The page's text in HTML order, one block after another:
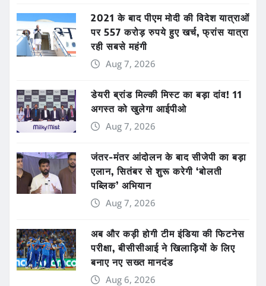
2021 के बाद पीएम मोदी की विदेश यात्राओं
पर 557 करोड़ रुपये हुए खर्च, फ्रांस यात्रा
रही सबसे महंगी
Aug 7, 2026
डेयरी ब्रांड मिल्की मिस्ट का बड़ा दांव! 11
अगस्त को खुलेगा आईपीओ
Aug 7, 2026
जंतर-मंतर आंदोलन के बाद सीजेपी का बड़ा
एलान, सितंबर से शुरू करेगी ‘बोलती
पब्लिक’ अभियान
Aug 7, 2026
अब और कड़ी होगी टीम इंडिया की फिटनेस
परीक्षा, बीसीसीआई ने खिलाड़ियों के लिए
बनाए नए सख्त मानदंड
Aug 6, 2026